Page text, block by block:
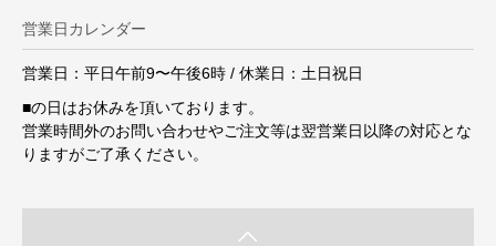
営業日カレンダー
営業日：平日午前9〜午後6時 / 休業日：土日祝日
■の日はお休みを頂いております。
営業時間外のお問い合わせやご注文等は翌営業日以降の対応とな
りますがご了承ください。